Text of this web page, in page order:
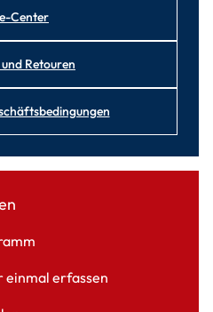
Center
Retouren
einmal erfassen